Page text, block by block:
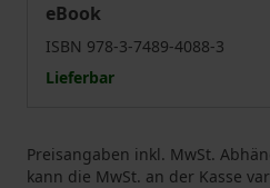
eBook
ISBN 978-3-7489-4088-3
Lieferbar
Preisangaben inkl. MwSt.
kann die MwSt. an der Kasse